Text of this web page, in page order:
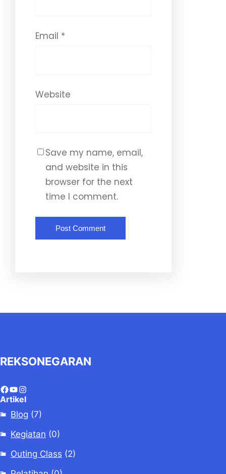
Email *
Website
Save my name, email,
and website in this
browser for the next
time I comment.
REKSONEGARAN
Artikel
Blog (7)
Kegiatan (0)
Outing Class (2)